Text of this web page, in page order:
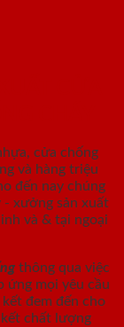
cửa chống
và hàng triệu
đến nay chúng
xưởng sản xuất
và & tại ngoại
thông qua việc
ứng mọi yêu cầu
kết đem đến cho
chất lượng